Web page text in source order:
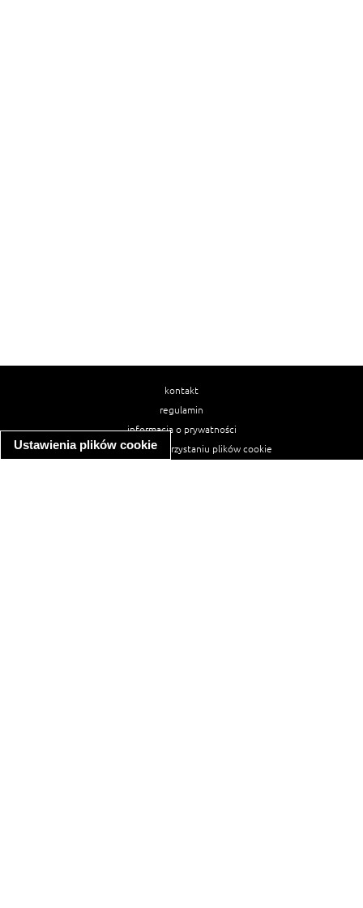
Ustawienia plików cookie
kontakt
regulamin
informacja o prywatności
informacja o wykorzystaniu plików cookie